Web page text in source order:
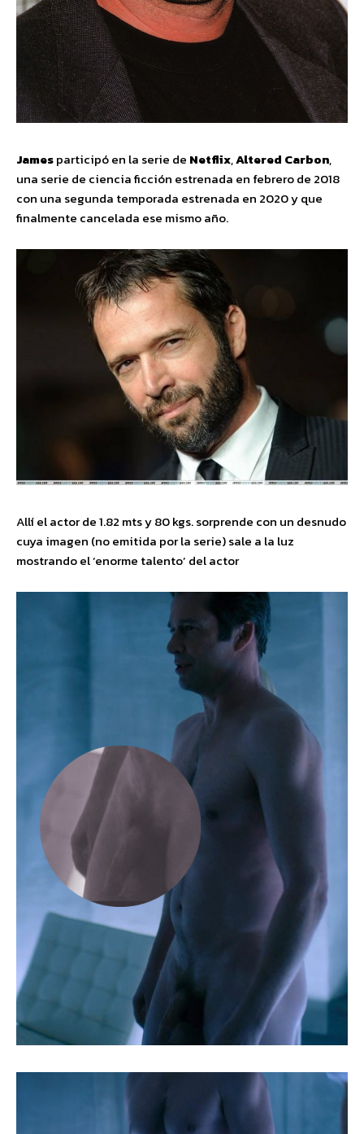
Jamesparticipó en la serie de Netflix,Altered Carbon,
una serie de ciencia ficción estrenada en febrero de 2018
con una segunda temporada estrenada en 2020 y que
finalmente cancelada ese mismo año.
Allí el actor de 1.82 mts y 80 kgs. sorprende con un desnudo
cuya imagen (no emitida por la serie) sale a la luz
mostrando el ‘enorme talento’ del actor